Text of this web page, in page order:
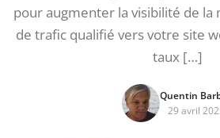
pour augmenter la visibilité de la
de trafic qualifié vers votre site
taux […]
Quentin
29 avril